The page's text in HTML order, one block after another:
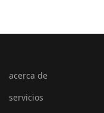
acerca de
servicios